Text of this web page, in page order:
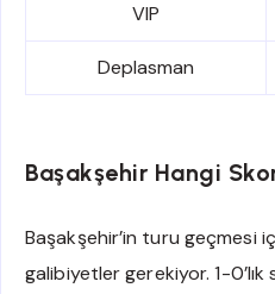
VIP
Deplasman
Başakşehir Hangi
Başakşehir’in turu geçmesi
galibiyetler gerekiyor. 1-